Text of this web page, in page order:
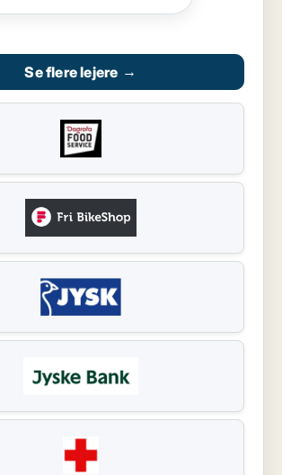
Se flere lejere →